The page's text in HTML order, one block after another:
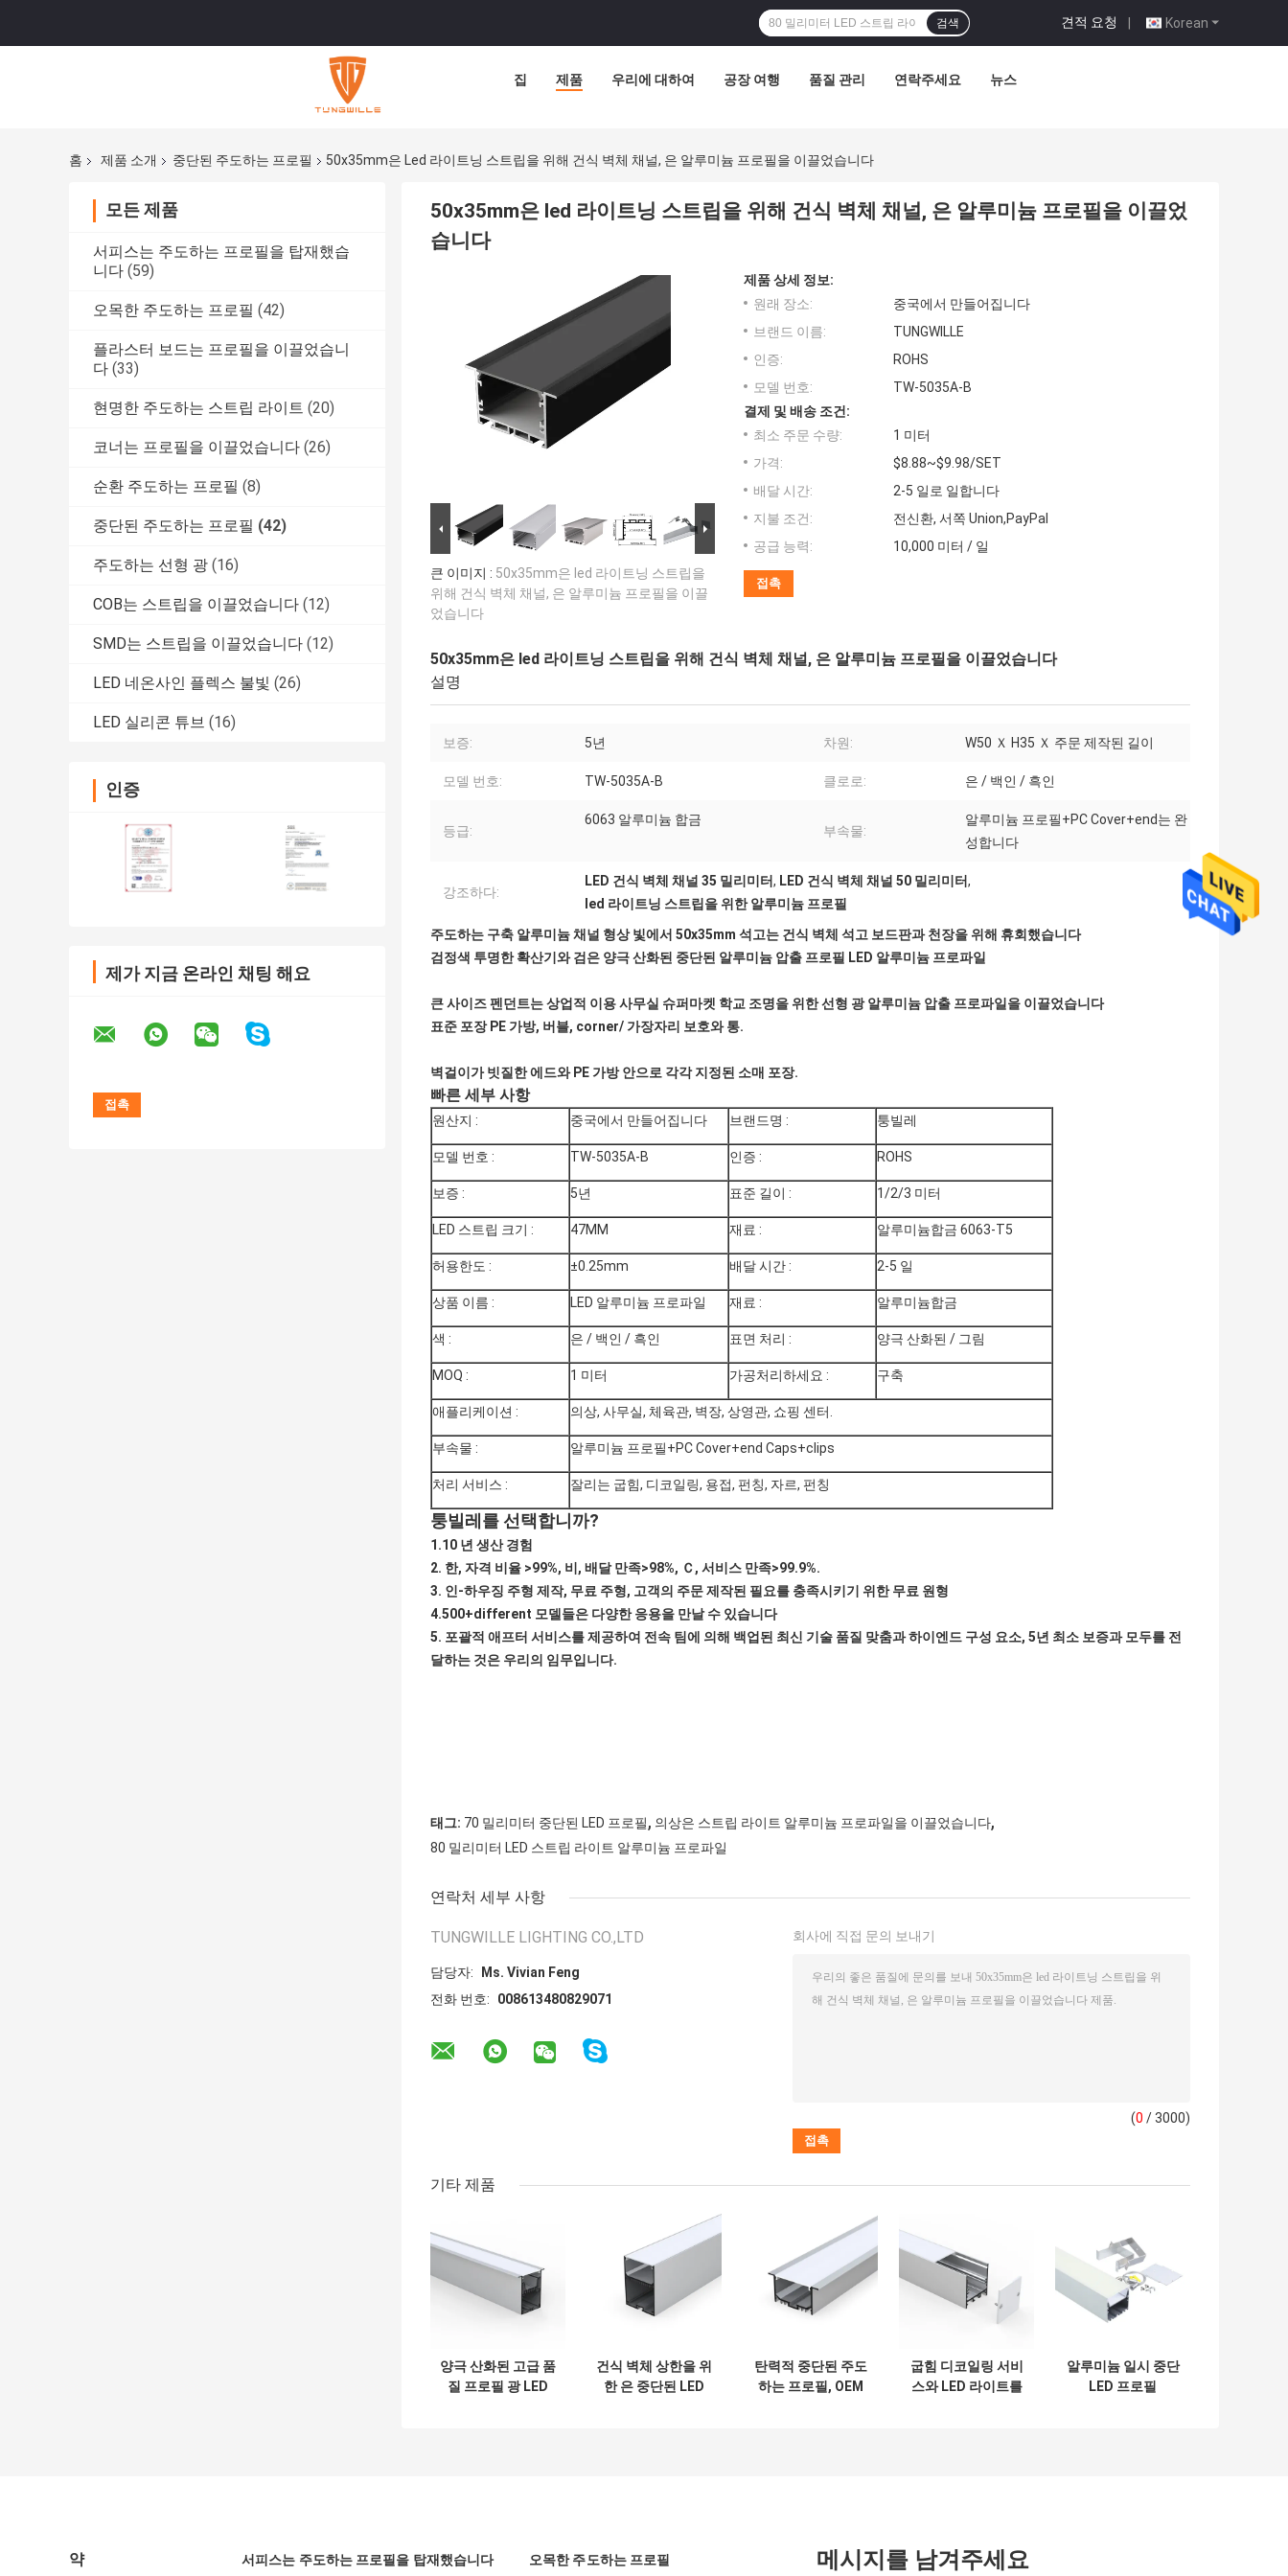
Korean
견적 요청 |
검색
집 제품 우리에 대하여 공장 여행 품질 관리 연락주세요 뉴스
홈 제품 소개 중단된 주도하는 프로필 50x35mm은 Led 라이트닝 스트립을 위해 건식 벽체 채널, 은 알루미늄 프로필을 이끌었습니다
모든 제품
서피스는 주도하는 프로필을 탑재했습
니다 (59)
오목한 주도하는 프로필 (42)
플라스터 보드는 프로필을 이끌었습니
다 (33)
현명한 주도하는 스트립 라이트 (20)
코너는 프로필을 이끌었습니다 (26)
순환 주도하는 프로필 (8)
중단된 주도하는 프로필 (42)
주도하는 선형 광 (16)
COB는 스트립을 이끌었습니다 (12)
SMD는 스트립을 이끌었습니다 (12)
LED 네온사인 플렉스 불빛 (26)
LED 실리콘 튜브 (16)
인증
제가 지금 온라인 채팅 해요
50x35mm은 led 라이트닝 스트립을 위해 건식 벽체 채널, 은 알루미늄 프로필을 이끌었
습니다
큰 이미지 : 50x35mm은 led 라이트닝 스트립을
위해 건식 벽체 채널, 은 알루미늄 프로필을 이끌
었습니다
제품 상세 정보:
원래 장소:
중국에서 만들어집니다
브랜드 이름:
TUNGWILLE
인증:
ROHS
모델 번호:
TW-5035A-B
결제 및 배송 조건:
최소 주문 수량:
1 미터
가격:
$8.88~$9.98/SET
배달 시간:
2-5 일로 일합니다
지불 조건:
전신환, 서쪽 Union,PayPal
공급 능력:
10,000 미터 / 일
접촉
50x35mm은 led 라이트닝 스트립을 위해 건식 벽체 채널, 은 알루미늄 프로필을 이끌었습니다
설명
보증: 5년 차원: W50 Ｘ H35 Ｘ 주문 제작된 길이
모델 번호: TW-5035A-B 클로로: 은 / 백인 / 흑인
등급:
6063 알루미늄 합금
부속물:
알루미늄 프로필+PC Cover+end는 완
성합니다
강조하다:
LED 건식 벽체 채널 35 밀리미터, LED 건식 벽체 채널 50 밀리미터,
led 라이트닝 스트립을 위한 알루미늄 프로필
주도하는 구축 알루미늄 채널 형상 빛에서 50x35mm 석고는 건식 벽체 석고 보드판과 천장을 위해 휴회했습니다
검정색 투명한 확산기와 검은 양극 산화된 중단된 알루미늄 압출 프로필 LED 알루미늄 프로파일
큰 사이즈 펜던트는 상업적 이용 사무실 슈퍼마켓 학교 조명을 위한 선형 광 알루미늄 압출 프로파일을 이끌었습니다
표준 포장 PE 가방, 버블, corner/ 가장자리 보호와 통.
벽걸이가 빗질한 에드와 PE 가방 안으로 각각 지정된 소매 포장.
빠른 세부 사항
원산지 : 중국에서 만들어집니다 브랜드명 : 퉁빌레
모델 번호 : TW-5035A-B 인증 : ROHS
보증 : 5년 표준 길이 : 1/2/3 미터
LED 스트립 크기 : 47MM 재료 : 알루미늄합금 6063-T5
허용한도 : ±0.25mm 배달 시간 : 2-5 일
상품 이름 : LED 알루미늄 프로파일 재료 : 알루미늄합금
색 : 은 / 백인 / 흑인 표면 처리 : 양극 산화된 / 그림
MOQ : 1 미터 가공처리하세요 : 구축
애플리케이션 : 의상, 사무실, 체육관, 벽장, 상영관, 쇼핑 센터.
부속물 : 알루미늄 프로필+PC Cover+end Caps+clips
처리 서비스 : 잘리는 굽힘, 디코일링, 용접, 펀칭, 자르, 펀칭
퉁빌레를 선택합니까?
1.10 년 생산 경험
2. 한, 자격 비율 >99%, 비, 배달 만족>98%, Ｃ, 서비스 만족>99.9%.
3. 인-하우징 주형 제작, 무료 주형, 고객의 주문 제작된 필요를 충족시키기 위한 무료 원형
4.500+different 모델들은 다양한 응용을 만날 수 있습니다
5. 포괄적 애프터 서비스를 제공하여 전속 팀에 의해 백업된 최신 기술 품질 맞춤과 하이엔드 구성 요소, 5년 최소 보증과 모두를 전
달하는 것은 우리의 임무입니다.
태그: 70 밀리미터 중단된 LED 프로필, 의상은 스트립 라이트 알루미늄 프로파일을 이끌었습니다,
80 밀리미터 LED 스트립 라이트 알루미늄 프로파일
연락처 세부 사항
TUNGWILLE LIGHTING CO.,LTD
담당자:
Ms. Vivian Feng
전화 번호:
008613480829071
회사에 직접 문의 보내기
(0 / 3000)
기타 제품
양극 산화된 고급 품
질 프로필 광 LED
건식 벽체 상한을 위
한 은 중단된 LED
탄력적 중단된 주도
하는 프로필, OEM
굽힘 디코일링 서비
스와 LED 라이트를
알루미늄 일시 중단
LED 프로필
약 서피스는 주도하는 프로필을 탑재했습니다 오목한 주도하는 프로필 메시지를 남겨주세요